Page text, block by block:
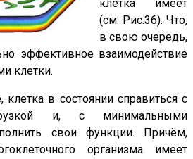
клетка имеет
(см. Рис.36). Что,
в свою очередь,
эффективное взаимодействие
клетки.
клетка в состоянии справиться с
и, с минимальными
свои функции. Причём,
организма имеет